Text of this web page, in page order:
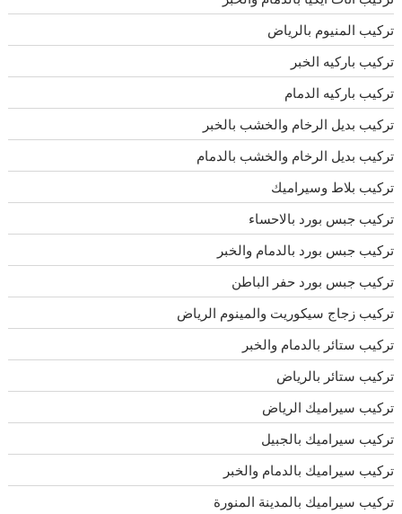
تركيب المنيوم بالرياض
تركيب باركيه الخبر
تركيب باركيه الدمام
تركيب بديل الرخام والخشب بالخبر
تركيب بديل الرخام والخشب بالدمام
تركيب بلاط وسيراميك
تركيب جبس بورد بالاحساء
تركيب جبس بورد بالدمام والخبر
تركيب جبس بورد حفر الباطن
تركيب زجاج سيكوريت والمينوم الرياض
تركيب ستائر بالدمام والخبر
تركيب ستائر بالرياض
تركيب سيراميك الرياض
تركيب سيراميك بالجبيل
تركيب سيراميك بالدمام والخبر
تركيب سيراميك بالمدينة المنورة